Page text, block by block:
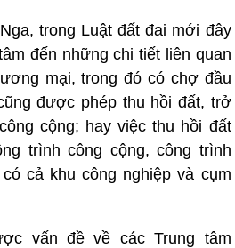
trong Luật đất đai mới đây
đến những chi tiết liên quan
mại, trong đó có chợ đầu
được phép thu hồi đất, trở
cộng; hay việc thu hồi đất
trình công cộng, công trình
cả khu công nghiệp và cụm
vấn đề về các Trung tâm